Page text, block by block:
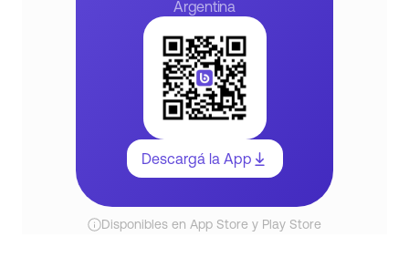
Argentina
Descargá la App
Disponibles en App Store y Play Store